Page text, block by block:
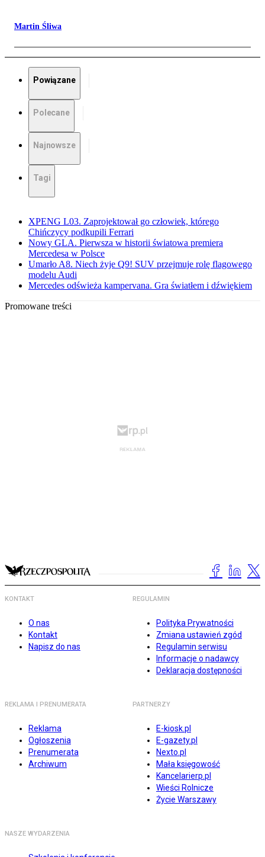
Martin Śliwa
Powiązane
Polecane
Najnowsze
Tagi
XPENG L03. Zaprojektował go człowiek, którego
Chińczycy podkupili Ferrari
Nowy GLA. Pierwsza w historii światowa premiera
Mercedesa w Polsce
Umarło A8. Niech żyje Q9! SUV przejmuje rolę flagowego
modelu Audi
Mercedes odświeża kampervana. Gra światłem i dźwiękiem
Promowane treści
KONTAKT
O nas
Kontakt
Napisz do nas
REGULAMIN
Polityka Prywatności
Zmiana ustawień zgód
Regulamin serwisu
Informacje o nadawcy
Deklaracja dostępności
REKLAMA I PRENUMERATA
Reklama
Ogłoszenia
Prenumerata
Archiwum
PARTNERZY
E-kiosk.pl
E-gazety.pl
Nexto.pl
Mała księgowość
Kancelarierp.pl
Wieści Rolnicze
Życie Warszawy
NASZE WYDARZENIA